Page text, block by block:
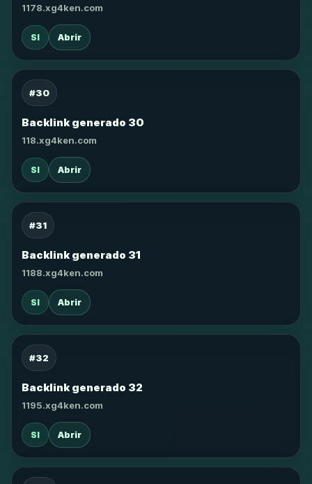
1178.xg4ken.com
SI Abrir
#30
Backlink generado 30
118.xg4ken.com
SI Abrir
#31
Backlink generado 31
1188.xg4ken.com
SI Abrir
#32
Backlink generado 32
1195.xg4ken.com
SI Abrir